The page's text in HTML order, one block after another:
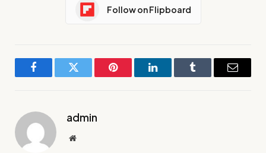
Follow on Flipboard
FacebookTwitter Pinterest LinkedInTumblr Email
admin
Website